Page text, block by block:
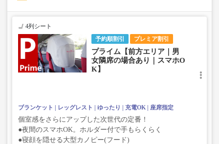
予約順割引 プレミア割引
4列シート
プライム【前方エリア｜男
女隣席の場合あり｜スマホO
K】
ブランケット レッグレスト ゆったり 充電OK 座席指定
個室感をさらにアップした次世代の定番！
●夜間のスマホOK。ホルダー付で手もらくらく
●寝顔を隠せる大型カノピー(フード)